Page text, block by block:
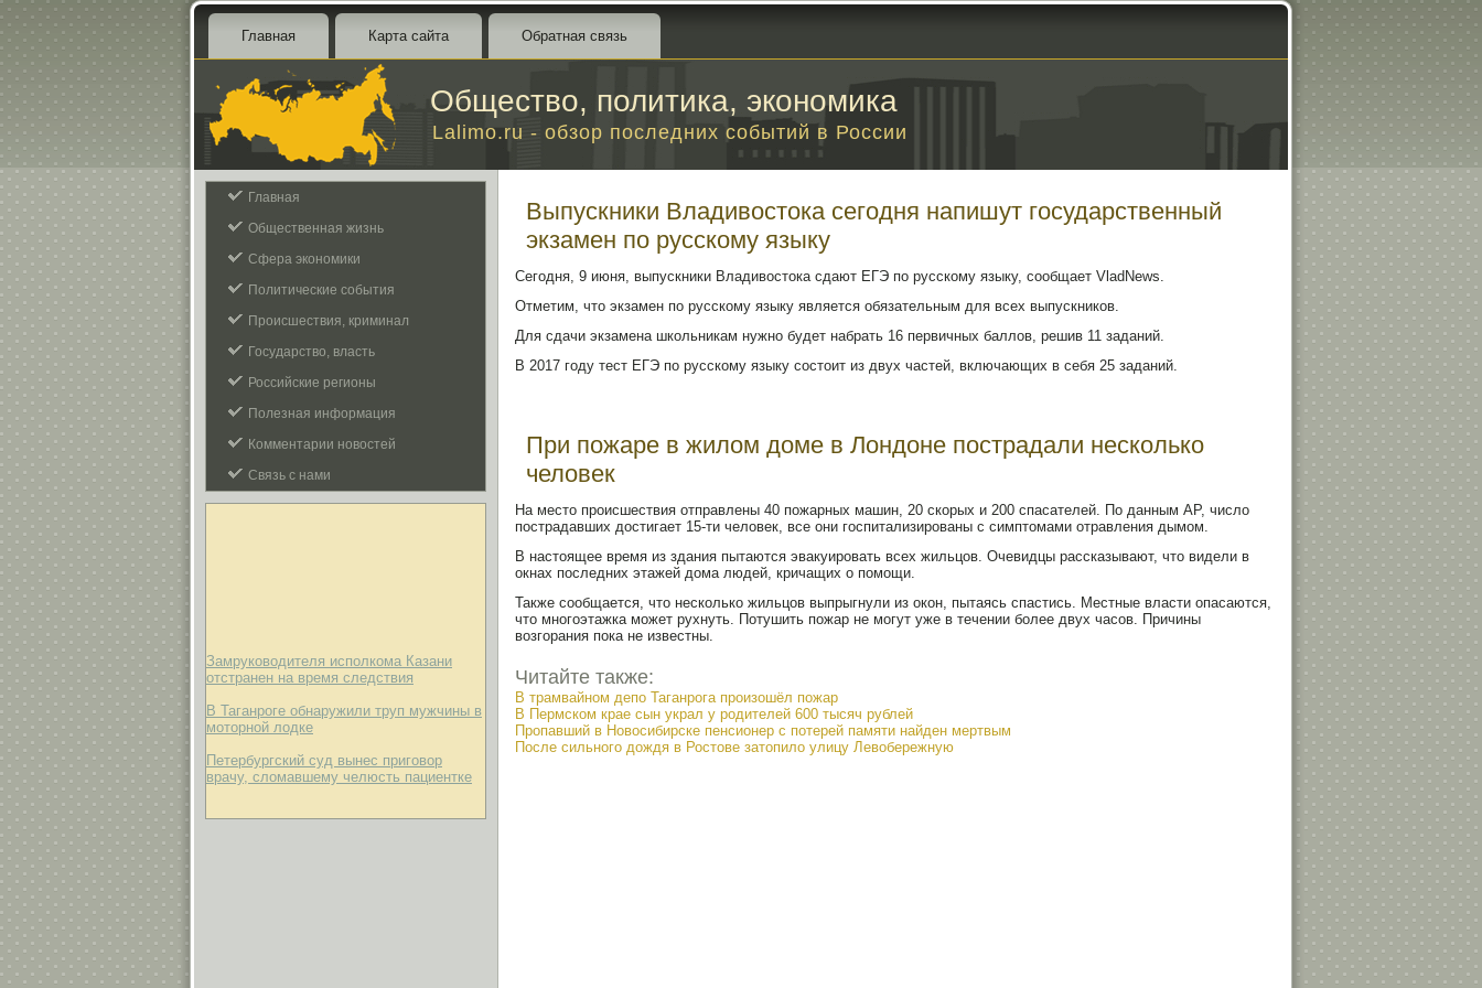
Главная Карта сайта Обратная связь
Общество, политика, экономика
Lalimo.ru - обзор последних событий в России
Главная
Общественная жизнь
Сфера экономики
Политические события
Происшествия, криминал
Государство, власть
Российские регионы
Полезная информация
Комментарии новостей
Связь с нами
Замруководителя исполкома Казани
отстранен на время следствия
В Таганроге обнаружили труп мужчины в
моторной лодке
Петербургский суд вынес приговор
врачу, сломавшему челюсть пациентке
Выпускники Владивостока сегодня напишут государственный
экзамен по русскому языку
Сегодня, 9 июня, выпускники Владивостока сдают ЕГЭ по русскому языку, сообщает VladNews.
Отметим, что экзамен по русскому языку является обязательным для всех выпускников.
Для сдачи экзамена школьникам нужно будет набрать 16 первичных баллов, решив 11 заданий.
В 2017 году тест ЕГЭ по русскому языку состоит из двух частей, включающих в себя 25 заданий.
При пожаре в жилом доме в Лондоне пострадали несколько
человек
На место происшествия отправлены 40 пожарных машин, 20 скорых и 200 спасателей. По данным AP, число
пострадавших достигает 15-ти человек, все они госпитализированы с симптомами отравления дымом.
В настоящее время из здания пытаются эвакуировать всех жильцов. Очевидцы рассказывают, что видели в
окнах последних этажей дома людей, кричащих о помощи.
Также сообщается, что несколько жильцов выпрыгнули из окон, пытаясь спастись. Местные власти опасаются,
что многоэтажка может рухнуть. Потушить пожар не могут уже в течении более двух часов. Причины
возгорания пока не известны.
Читайте также:
В трамвайном депо Таганрога произошёл пожар
В Пермском крае сын украл у родителей 600 тысяч рублей
Пропавший в Новосибирске пенсионер с потерей памяти найден мертвым
После сильного дождя в Ростове затопило улицу Левобережную